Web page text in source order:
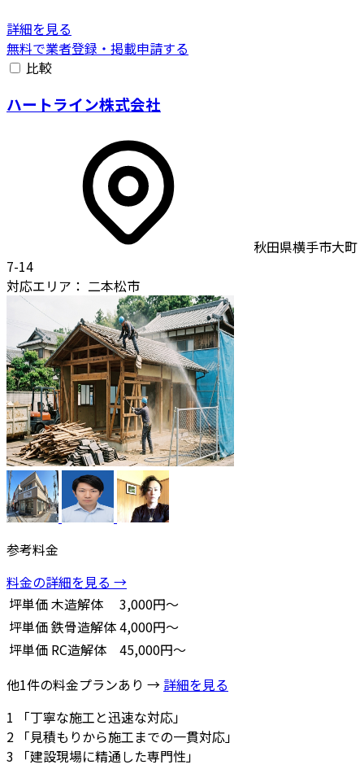
詳細を見る
無料で業者登録・掲載申請する
比較
ハートライン株式会社
秋田県横手市大町
7-14
対応エリア： 二本松市
参考料金
料金の詳細を見る →
坪単価木造解体
3,000円～
坪単価鉄骨造解体4,000円～
坪単価 RC造解体
45,000円～
他1件の料金プランあり → 詳細を見る
1
「丁寧な施工と迅速な対応」
2 「見積もりから施工までの一貫対応」
3
「建設現場に精通した専門性」